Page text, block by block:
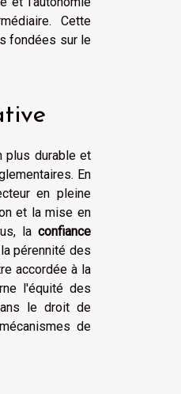
Cette
fondées sur le
plus durable et
En
en pleine
et la mise en
laconfiance
pérennité des
accordée à la
l'équité des
le droit de
de